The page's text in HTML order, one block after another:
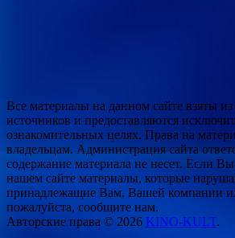
Все материалы на данном сайте взяты
источников и предоставляются
ознакомительных целях. Права на
владельцам. Администрация сайта
содержание материала не несет. Если
нашем сайте материалы, которые
принадлежащие Вам, Вашей компании
пожалуйста, сообщите нам.
Авторские права © 2026 KINO-KULT.